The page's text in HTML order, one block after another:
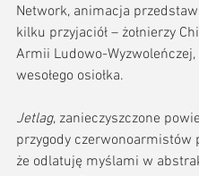
Network, animacja
kilku przyjaciół – żołnierzy
Armii Ludowo-Wyzwoleńczej,
wesołego osiołka.
Jetlag, zanieczyszczone
przygody czerwonoarmistów
że odlatuję myślami w